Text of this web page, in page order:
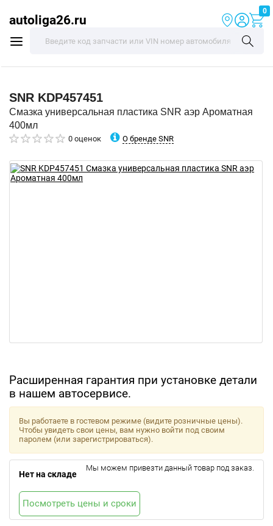
autoliga26.ru
0
SNR KDP457451
Смазка универсальная пластика SNR аэр Ароматная
400мл
0 оценок О бренде SNR
Расширенная гарантия при установке детали
в нашем автосервисе.
Вы работаете в гостевом режиме (видите розничные цены).
Чтобы увидеть свои цены, вам нужно войти под своим
паролем (или зарегистрироваться).
Нет на складе
Мы можем привезти данный товар под заказ.
Посмотреть цены и сроки